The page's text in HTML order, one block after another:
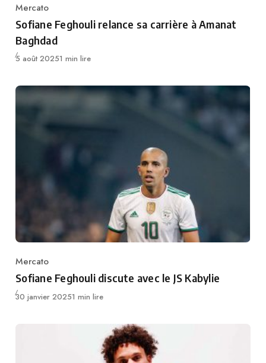
Category
Mercato
Sofiane Feghouli relance sa carrière à Amanat
Baghdad
Publié
5 août 20251 min lire
Category
Mercato
Sofiane Feghouli discute avec le JS Kabylie
Publié
30 janvier 20251 min lire